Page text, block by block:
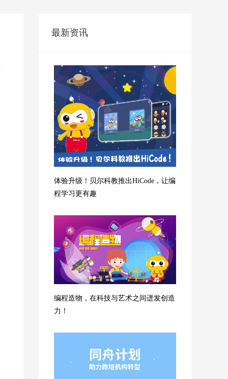
最新资讯
体验升级！贝尔科教推出HiCode，让编
程学习更有趣
编程造物，在科技与艺术之间迸发创造
力！